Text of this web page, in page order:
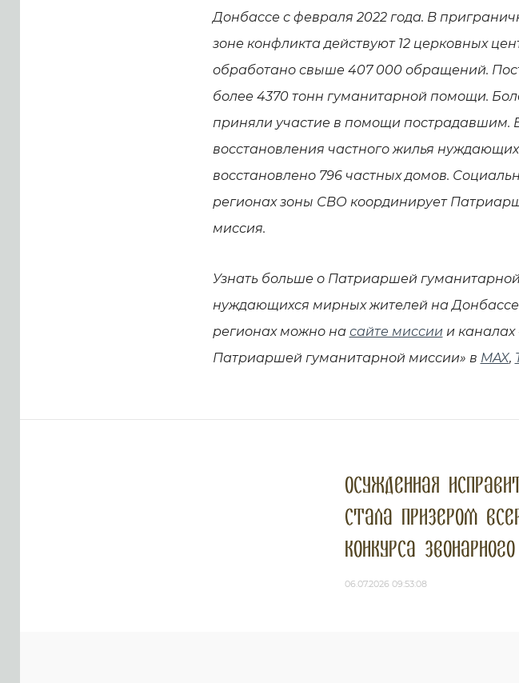
Донбассе с февраля 2022 года. В
зоне конфликта действуют 12 церковных
обработано свыше 407 000 обращений.
более 4370 тонн гуманитарной помощи.
приняли участие в помощи пострадавшим.
восстановления частного жилья
восстановлено 796 частных домов.
регионах зоны СВО координирует
миссия.
Узнать больше о Патриаршей
нуждающихся мирных жителей на
регионах можно на сайте миссиии каналах
Патриаршей гуманитарной миссии» в MAX,
Осужденная
стала призером
конкурса
06.07.2026 09:53:08